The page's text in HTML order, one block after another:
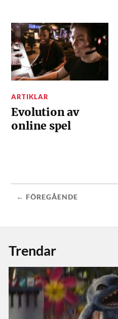
ARTIKLAR
Evolution av
online spel
← FÖREGÅENDE
Trendar